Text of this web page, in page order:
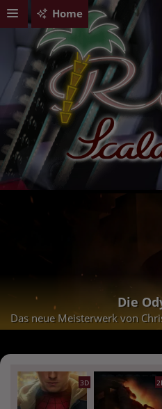
Home
Die
Das neue Meisterwerk von
3D